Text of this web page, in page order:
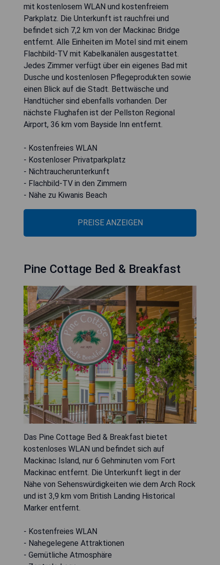
mit kostenlosem WLAN und kostenfreiem
Parkplatz. Die Unterkunft ist rauchfrei und
befindet sich 7,2 km von der Mackinac Bridge
entfernt. Alle Einheiten im Motel sind mit einem
Flachbild-TV mit Kabelkanälen ausgestattet.
Jedes Zimmer verfügt über ein eigenes Bad mit
Dusche und kostenlosen Pflegeprodukten sowie
einen Blick auf die Stadt. Bettwäsche und
Handtücher sind ebenfalls vorhanden. Der
nächste Flughafen ist der Pellston Regional
Airport, 36 km vom Bayside Inn entfernt.
- Kostenfreies WLAN
- Kostenloser Privatparkplatz
- Nichtraucherunterkunft
- Flachbild-TV in den Zimmern
- Nähe zu Kiwanis Beach
PREISE ANZEIGEN
Pine Cottage Bed & Breakfast
Das Pine Cottage Bed & Breakfast bietet
kostenloses WLAN und befindet sich auf
Mackinac Island, nur 6 Gehminuten vom Fort
Mackinac entfernt. Die Unterkunft liegt in der
Nähe von Sehenswürdigkeiten wie dem Arch Rock
und ist 3,9 km vom British Landing Historical
Marker entfernt.
- Kostenfreies WLAN
- Nahegelegene Attraktionen
- Gemütliche Atmosphäre